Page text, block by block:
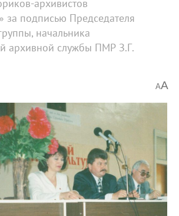
архивистов
за подписью Председателя
начальника
архивной службы ПМР З.Г.
AA